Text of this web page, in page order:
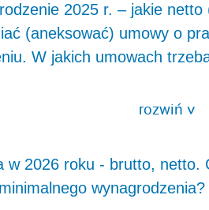
2025 r. – jakie netto
(aneksować) umowy o
W jakich umowach
rozwiń>
w 2026 roku - brutto, netto.
wynagrodzenia?